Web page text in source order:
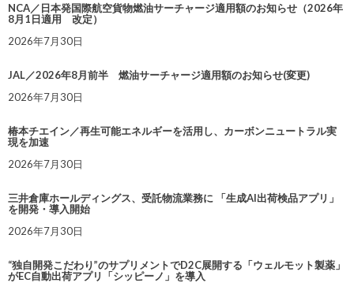
NCA／日本発国際航空貨物燃油サーチャージ適用額のお知らせ（2026年
8月1日適用 改定）
2026年7月30日
JAL／2026年8月前半 燃油サーチャージ適用額のお知らせ(変更)
2026年7月30日
椿本チエイン／再生可能エネルギーを活用し、カーボンニュートラル実
現を加速
2026年7月30日
三井倉庫ホールディングス、受託物流業務に 「生成AI出荷検品アプリ」
を開発・導入開始
2026年7月30日
“独自開発こだわり”のサプリメントでD2C展開する「ウェルモット製薬」
がEC自動出荷アプリ「シッピーノ」を導入